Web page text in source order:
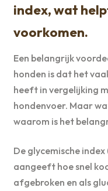
index, wat
voorkomen.
Een belangrijk
honden is dat het
heeft in vergelijking
hondenvoer. Maar
waarom is het
De glycemische
aangeeft hoe snel
afgebroken en als